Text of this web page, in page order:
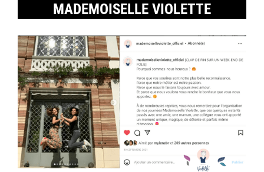
MADEMOISELLE VIOLETTE